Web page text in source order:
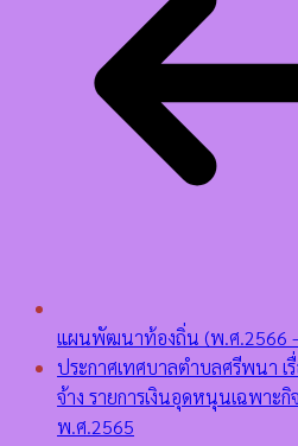
แผนพัฒนาท้องถิ่น (พ.ศ.2566
ประกาศเทศบาลตำบลศรีพนา เ
จ้าง รายการเงินอุดหนุนเฉพาะ
พ.ศ.2565